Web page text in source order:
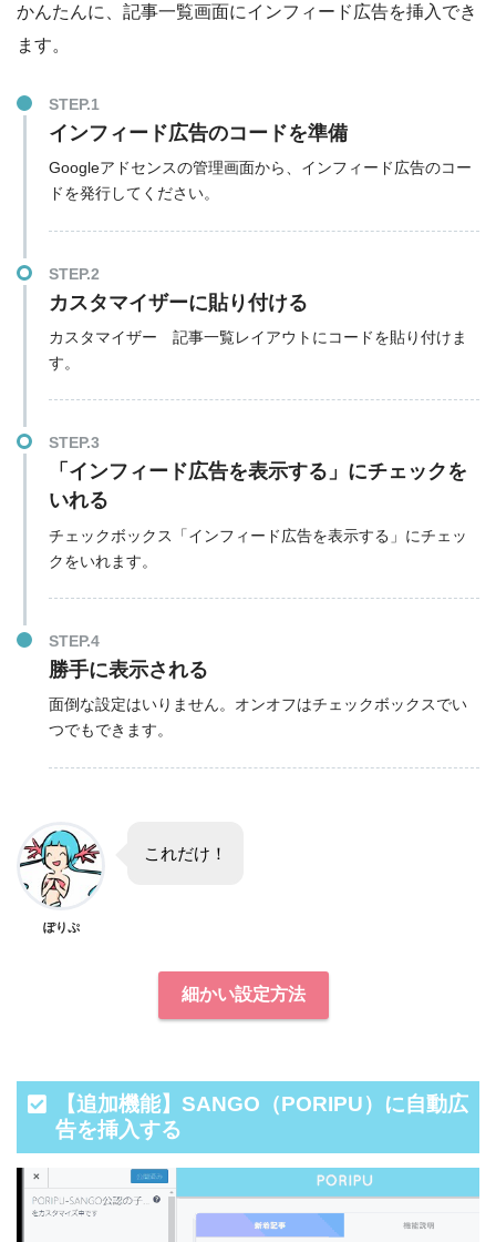
かんたんに、記事一覧画面にインフィード広告を挿入でき
ます。
STEP.1
インフィード広告のコードを準備
Googleアドセンスの管理画面から、インフィード広告のコー
ドを発行してください。
STEP.2
カスタマイザーに貼り付ける
カスタマイザー 記事一覧レイアウトにコードを貼り付けま
す。
STEP.3
「インフィード広告を表示する」にチェックを
いれる
チェックボックス「インフィード広告を表示する」にチェッ
クをいれます。
STEP.4
勝手に表示される
面倒な設定はいりません。オンオフはチェックボックスでい
つでもできます。
ぽりぷ
これだけ！
細かい設定方法
【追加機能】SANGO（PORIPU）に自動広
告を挿入する